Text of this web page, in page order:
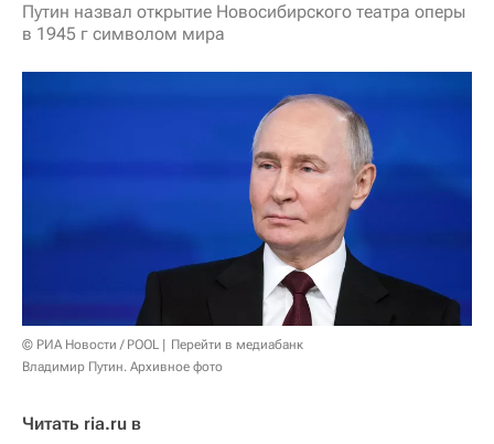
Путин назвал открытие Новосибирского театра оперы
в 1945 г символом мира
© РИА Новости / POOL
Перейти в медиабанк
Владимир Путин. Архивное фото
Читать ria.ru в